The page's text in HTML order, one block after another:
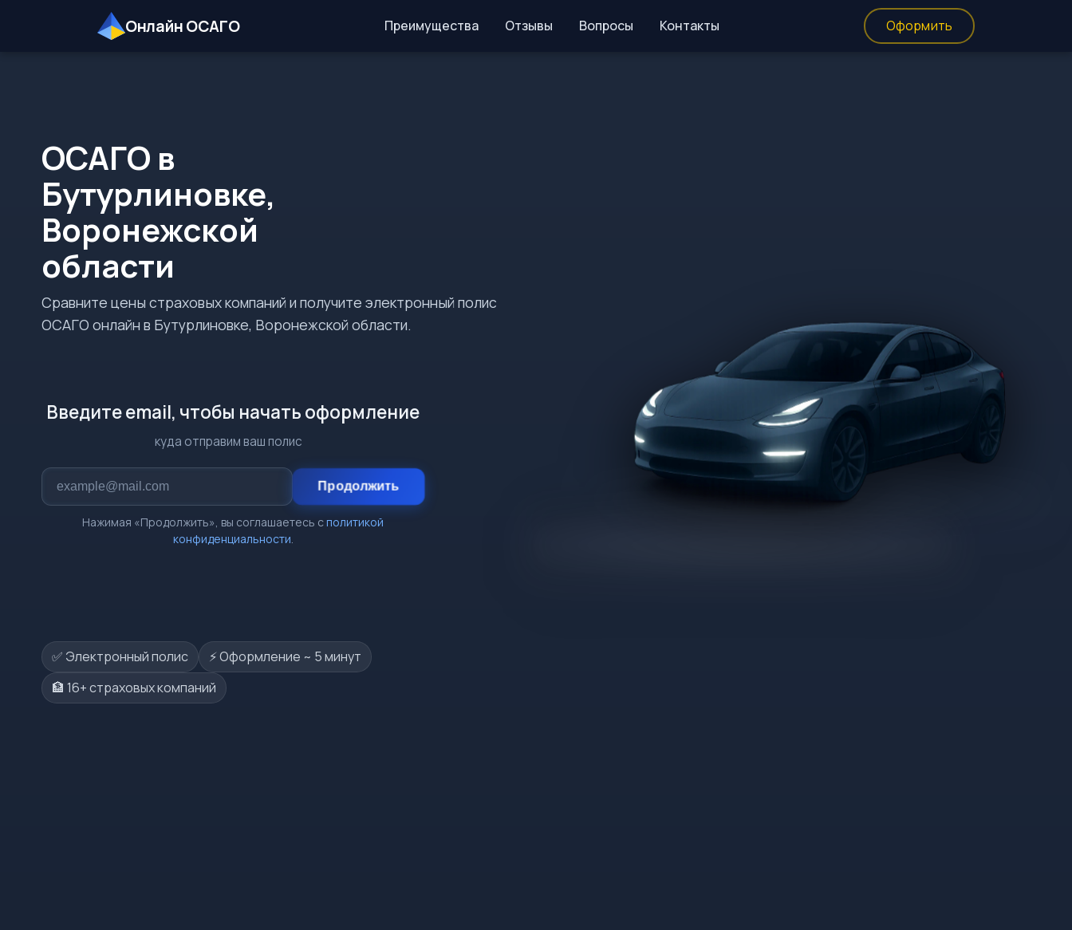
Онлайн ОСАГО Преимущества Отзывы Вопросы Контакты Оформить
ОСАГО в
Бутурлиновке,
Воронежской
области
Сравните цены страховых компаний и получите электронный полис
ОСАГО онлайн в Бутурлиновке, Воронежской области.
Введите email, чтобы начать оформление
куда отправим ваш полис
Продолжить
Нажимая «Продолжить», вы соглашаетесь сполитикой
конфиденциальности.
✅ Электронный полис
⚡️ Оформление ~ 5 минут
🏦 16+ страховых компаний